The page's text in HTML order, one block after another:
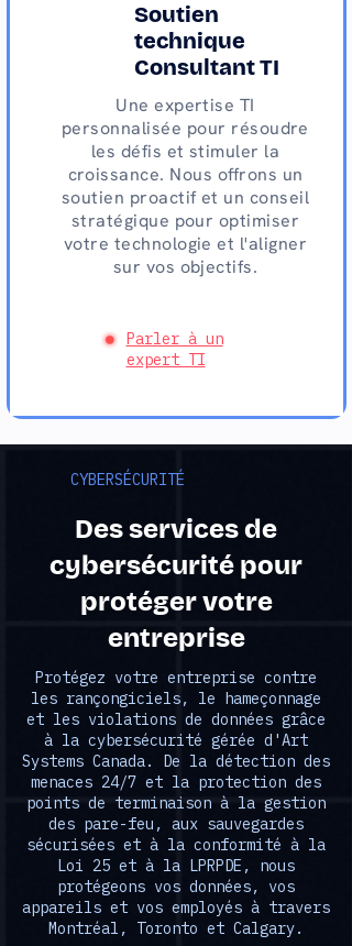
Soutien
technique
Consultant TI
Une expertise TI
personnalisée pour résoudre
les défis et stimuler la
croissance. Nous offrons un
soutien proactif et un conseil
stratégique pour optimiser
votre technologie et l'aligner
sur vos objectifs.
Parler à un
expert TI
CYBERSÉCURITÉ
Des services de
cybersécurité pour
protéger votre
entreprise
Protégez votre entreprise contre
les rançongiciels, le hameçonnage
et les violations de données grâce
à la cybersécurité gérée d'Art
Systems Canada. De la détection des
menaces 24/7 et la protection des
points de terminaison à la gestion
des pare-feu, aux sauvegardes
sécurisées et à la conformité à la
Loi 25 et à la LPRPDE, nous
protégeons vos données, vos
appareils et vos employés à travers
Montréal, Toronto et Calgary.